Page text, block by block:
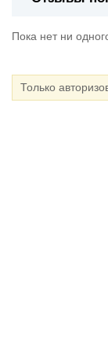
Пока нет ни
Только